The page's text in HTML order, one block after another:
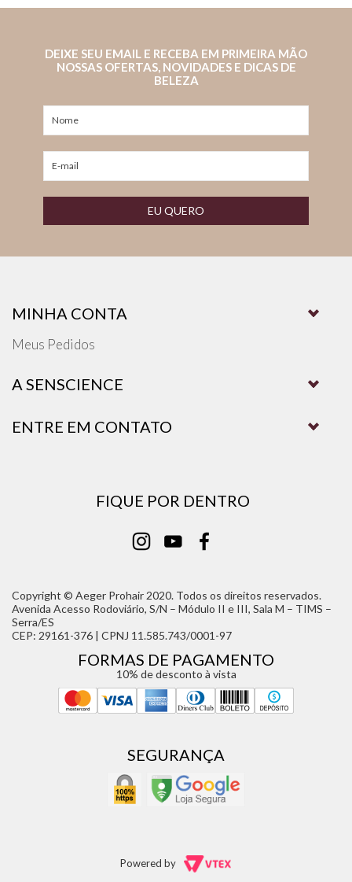
DEIXE SEU EMAIL E RECEBA EM PRIMEIRA MÃO
NOSSAS OFERTAS, NOVIDADES E DICAS DE
BELEZA
EU QUERO
MINHA CONTA
Meus Pedidos
A SENSCIENCE
ENTRE EM CONTATO
FIQUE POR DENTRO
Copyright © Aeger Prohair 2020. Todos os direitos reservados.
Avenida Acesso Rodoviário, S/N – Módulo II e III, Sala M – TIMS –
Serra/ES
CEP: 29161-376 | CPNJ 11.585.743/0001-97
FORMAS DE PAGAMENTO
10% de desconto à vista
SEGURANÇA
Powered by